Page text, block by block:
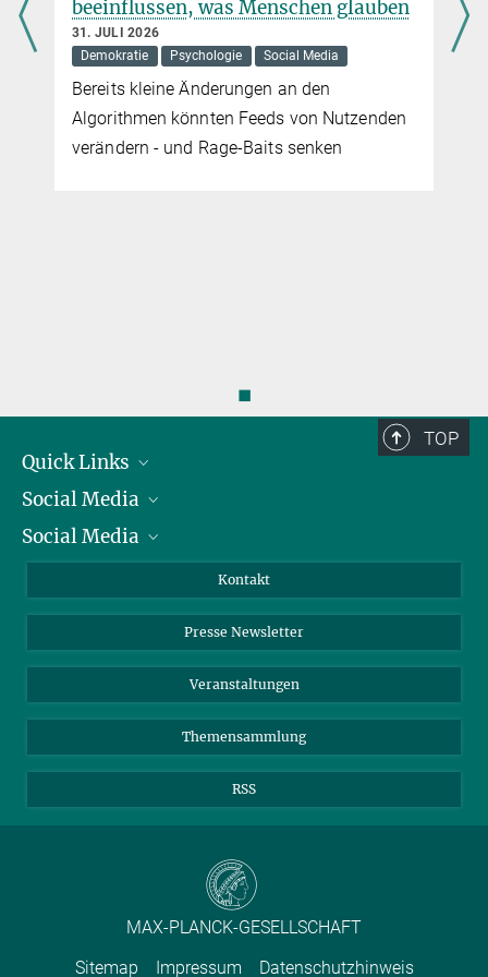
Aus der Klimageschichte lernen
24. MÄRZ 2021
Erkenntnisse, wie sich Gesellschaften in früheren Zeiten an
klimatische Veränderungen anpassten, können bei den aktuellen
Herausforderungen helfen
beeinflussen, was Menschen glauben
31. JULI 2026
Demokratie
Psychologie Social Media
Bereits kleine Änderungen an den
Algorithmen könnten Feeds von Nutzenden
verändern - und Rage-Baits senken
◼
TOP
Quick Links
Präsident
Zahlen und Fakten
Meldestelle Fehlverhalten
Social Media
Bluesky
Social Media
YouTube
Kontakt
Presse Newsletter
Veranstaltungen
Themensammlung
RSS
MAX-PLANCK-GESELLSCHAFT
Sitemap
Impressum Datenschutzhinweis